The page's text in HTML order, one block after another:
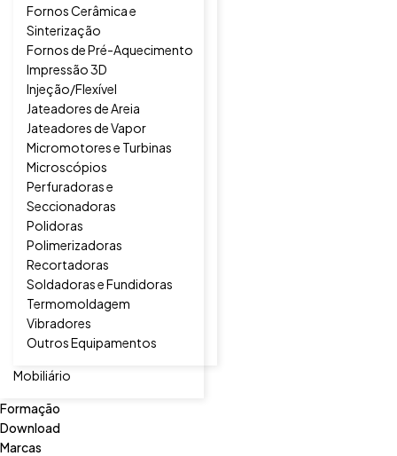
Fornos Cerâmica e
Sinterização
Fornos de Pré-Aquecimento
Impressão 3D
Injeção/Flexível
Jateadores de Areia
Jateadores de Vapor
Micromotores e Turbinas
Microscópios
Perfuradoras e
Seccionadoras
Polidoras
Polimerizadoras
Recortadoras
Soldadoras e Fundidoras
Termomoldagem
Vibradores
Outros Equipamentos
Mobiliário
Formação
Download
Marcas